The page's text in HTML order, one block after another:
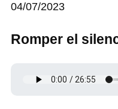
04/07/2023
Romper el